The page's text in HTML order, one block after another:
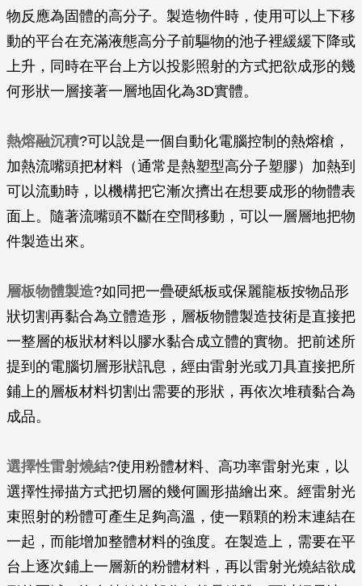
物反應為固體的高分子。製造物件時，使用可以上下移
動的平台在充滿液態高分子前驅物的池子裡緩緩下降或
上升，同時在平台上方以投影照射的方式把欲成形的幾
何形狀一層接著一層地固化為3D實體。
熱熔融沉積?可以說是一個自動化電腦控制的熱熔槍，
加熱流嘴頭把材料（通常是熱塑型高分子塑膠）加熱到
可以流動時，以機構把它漸次擠出在想要成形的物體表
面上。隨著流嘴頭不斷在空間移動，可以一層層地把物
件製造出來。
層板物體製造?如同把一疊硬紙板或保麗龍板按物品形
狀切割再黏合為立體造形，層板物體製造技術是直接把
一整層的板狀材料以膠水黏合成立體的實物。把前述所
提到的電腦切層形狀訊息，經由雷射光或刀具直接把所
鋪上的層板材料切割出需要的形狀，再依次堆積黏合為
成品。
選擇性雷射燒結?使用粉體材料、高功率雷射光束，以
選擇性掃描方式把切層的幾何圖形描繪出來。經雷射光
束照射的粉體可產生足夠高溫，使一顆顆的粉末連結在
一起，而能增加整體材料的強度。在製造上，需要在平
台上逐次鋪上一層新的粉體材料，再以雷射光燒結欲成